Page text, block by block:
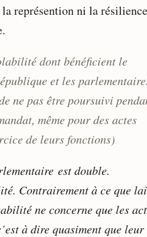
représention ni la
dont bénéficient le
et les
ne pas être poursuivi
même pour des actes
de leurs fonctions)
est double.
Contrairement à ce que
ne concerne que les
à dire quasiment que leur